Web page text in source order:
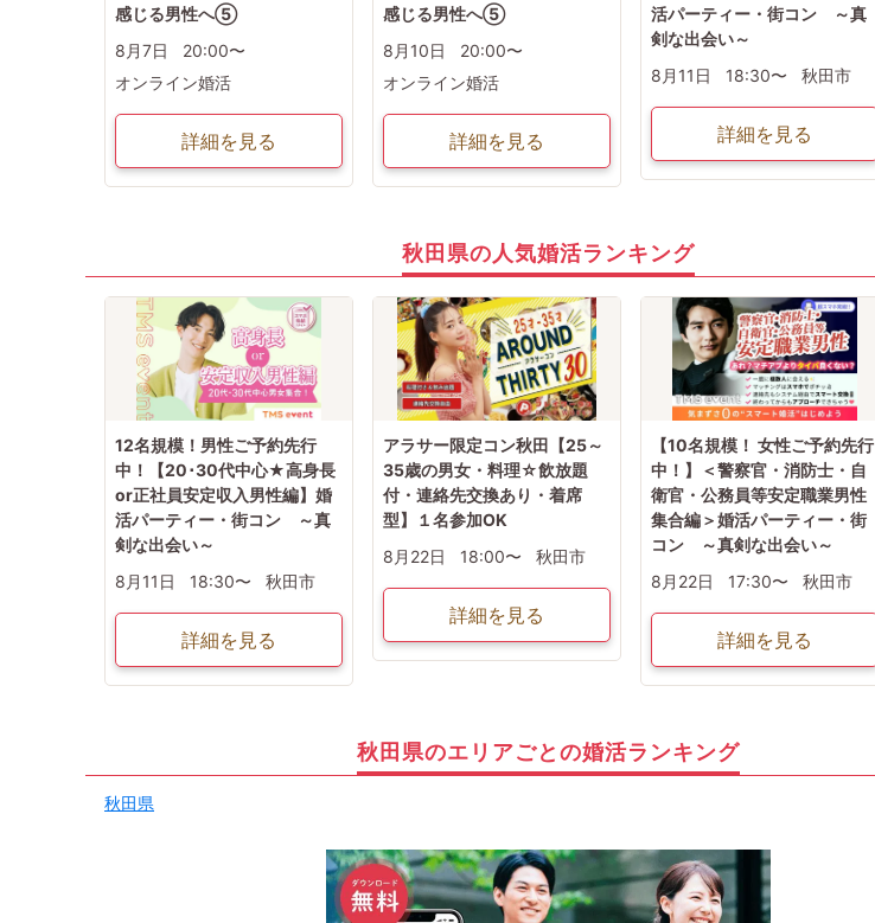
感じる男性へ⑤
8月7日
20:00〜
オンライン婚活
詳細を見る
感じる男性へ⑤
8月10日
20:00〜
オンライン婚活
詳細を見る
活パーティー・街コン ～真
剣な出会い～
8月11日
18:30〜 秋田市
詳細を見る
秋田県の人気婚活ランキング
12名規模！男性ご予約先行
中！【20･30代中心★高身長
or正社員安定収入男性編】婚
活パーティー・街コン ～真
剣な出会い～
8月11日
18:30〜 秋田市
詳細を見る
アラサー限定コン秋田【25～
35歳の男女・料理☆飲放題
付・連絡先交換あり・着席
型】１名参加OK
8月22日
18:00〜 秋田市
詳細を見る
【10名規模！ 女性ご予約先行
中！】＜警察官・消防士・自
衛官・公務員等安定職業男性
集合編＞婚活パーティー・街
コン ～真剣な出会い～
8月22日
17:30〜 秋田市
詳細を見る
秋田県のエリアごとの婚活ランキング
秋田県